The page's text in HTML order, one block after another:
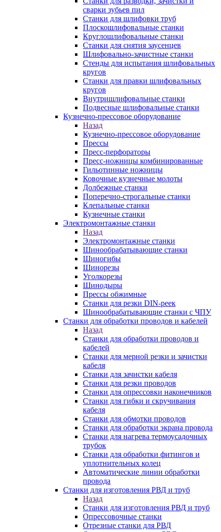
сварки зубьев пил
Станки для шлифовки труб
Плоскошлифовальные станки
Круглошлифовальные станки
Станки для снятия заусенцев
Шлифовально-зачистные станки
Стенды для испытания шлифовальных
кругов
Станки для правки шлифовальных
кругов
Внутришлифовальные станки
Подвесные шлифовальные станки
Кузнечно-прессовое оборудование
Назад
Кузнечно-прессовое оборудование
Прессы
Пресс-перфораторы
Пресс-ножницы комбинированные
Гильотинные ножницы
Ковочные кузнечные молоты
Долбежные станки
Поперечно-строгальные станки
Клепальные станки
Кузнечные станки
Электромонтажные станки
Назад
Электромонтажные станки
Шинообрабатывающие станки
Шиногибы
Шинорезы
Уголкорезы
Шинодыры
Прессы обжимные
Станки для резки DIN-реек
Шинообрабатывающие станки с ЧПУ
Станки для обработки проводов и кабелей
Назад
Станки для обработки проводов и
кабелей
Станки для мерной резки и зачистки
кабеля
Станки для зачистки кабеля
Станки для резки проводов
Станки для опрессовки наконечников
Станки для гибки и скручивания
кабеля
Станки для обмотки проводов
Станки для обработки экрана провода
Станки для нагрева термоусадочных
трубок
Станки для обработки фитингов и
уплотнительных колец
Автоматические линии обработки
провода
Станки для изготовления РВД и труб
Назад
Станки для изготовления РВД и труб
Опрессовочные станки
Отрезные станки для РВД